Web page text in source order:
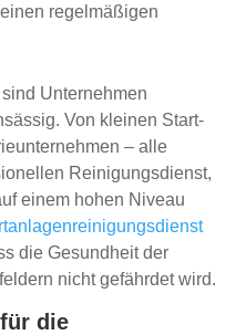
regelmäßigen
Unternehmen
Von kleinen Start-
– alle
Reinigungsdienst,
einem hohen Niveau
die Gesundheit der
nicht gefährdet wird.
die